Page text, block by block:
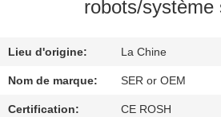
DE
QUALITÉ
robots/système
Lieu d'origine: La Chine
Nom de marque: SER or OEM
Certification: CE ROSH